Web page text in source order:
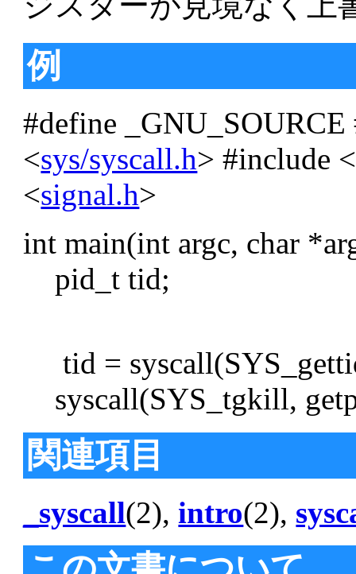
例
#define
<sys/syscall.h> #include <
<signal.h>
int main(int argc, char
pid_t tid;
tid =
syscall(SYS_tgkill,
関連項目
_syscall(2), intro(2),